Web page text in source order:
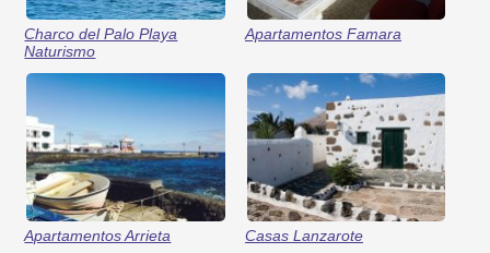
Charco del Palo Playa
Naturismo
Apartamentos Famara
Apartamentos Arrieta Casas Lanzarote